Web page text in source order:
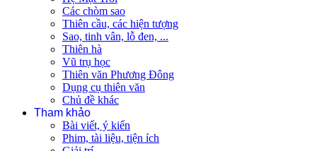
Các chòm sao
Thiên cầu, các hiện tượng
Sao, tinh vân, lỗ đen, ...
Thiên hà
Vũ trụ học
Thiên văn Phương Đông
Dụng cụ thiên văn
Chủ đề khác
Tham khảo
Bài viết, ý kiến
Phim, tài liệu, tiện ích